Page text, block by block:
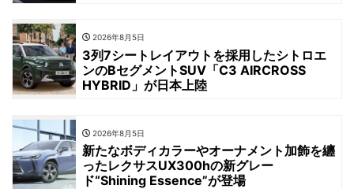
2026年8月5日
3列7シートレイアウトを採用したシトロエ
ンのBセグメントSUV「C3 AIRCROSS
HYBRID」が日本上陸
2026年8月5日
新たなボディカラーやオーナメント加飾を纏
ったレクサスUX300hの新グレー
ド“Shining Essence”が登場